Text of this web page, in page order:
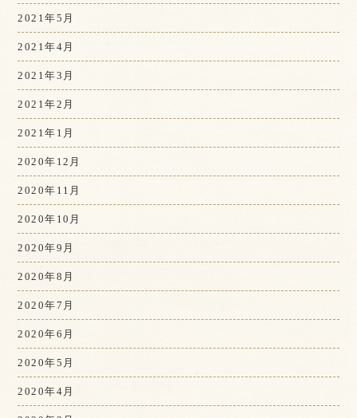
2021年5月
2021年4月
2021年3月
2021年2月
2021年1月
2020年12月
2020年11月
2020年10月
2020年9月
2020年8月
2020年7月
2020年6月
2020年5月
2020年4月